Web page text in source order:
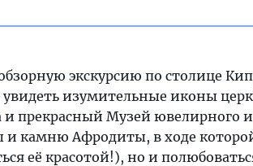
экскурсию по столице
изумительные иконы
прекрасный Музей ювелирного
камню Афродиты, в ходе
её красотой!), но и